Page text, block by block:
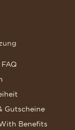
Gutscheine
Benefits